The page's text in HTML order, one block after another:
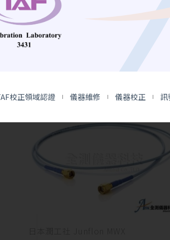
RF Adapter | 高頻轉接頭
26.5 GHz│SMA-KFKG RF
Adapter 高頻轉接頭
校正領域認證 儀器維修 儀器校正 訊